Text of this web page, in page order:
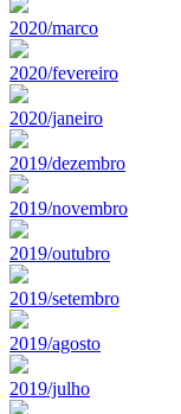
2020/marco
2020/fevereiro
2020/janeiro
2019/dezembro
2019/novembro
2019/outubro
2019/setembro
2019/agosto
2019/julho